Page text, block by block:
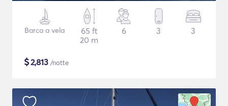
Barca a vela
65 ft
20 m
6 3 3
$2,813 /notte